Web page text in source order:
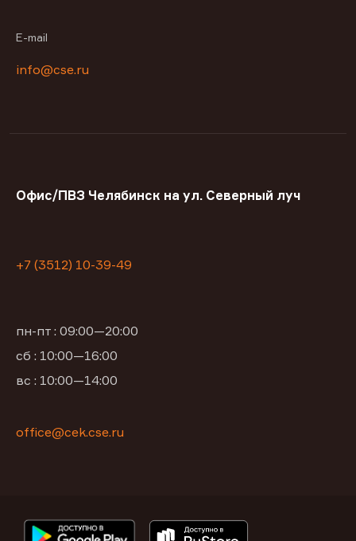
E-mail
info@cse.ru
Офис/ПВЗ Челябинск на ул. Северный луч
+7 (3512) 10-39-49
пн-пт : 09:00—20:00
сб : 10:00—16:00
вс : 10:00—14:00
office@cek.cse.ru